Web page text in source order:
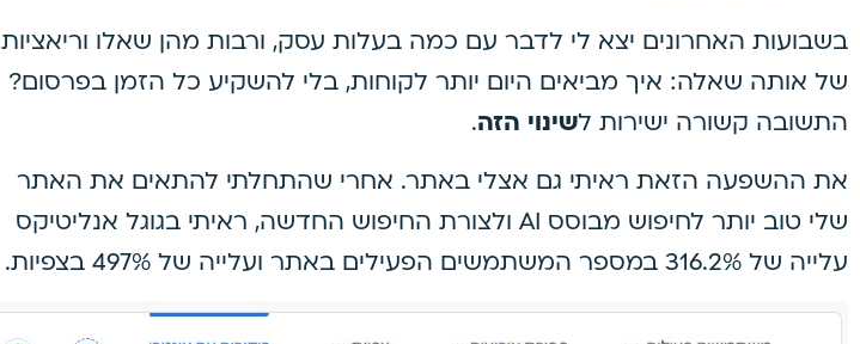
בשבועות האחרונים יצא לי לדבר עם כמה בעלות עסק, ורבות מהן שאלו וריאציות
של אותה שאלה: איך מביאים היום יותר לקוחות, בלי להשקיע כל הזמן בפרסום?
התשובה קשורה ישירות לשינוי הזה.
את ההשפעה הזאת ראיתי גם אצלי באתר. אחרי שהתחלתי להתאים את האתר
שלי טוב יותר לחיפוש מבוסס AI ולצורת החיפוש החדשה, ראיתי בגוגל אנליטיקס
עלייה של 316.2% במספר המשתמשים הפעילים באתר ועלייה של 497% בצפיות.